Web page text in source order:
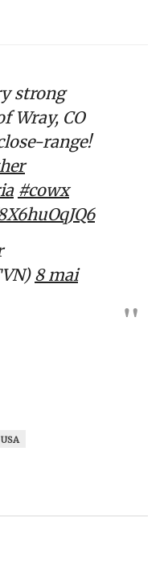
strong
Wray, CO
range!
#cowx
8 mai
USA